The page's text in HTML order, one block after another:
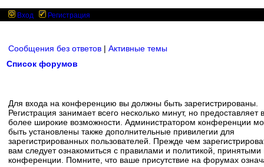
Вход Регистрация
Сообщения без ответов | Активные темы
Список форумов
Для входа на конференцию вы должны быть зарегистрированы.
Регистрация занимает всего несколько минут, но предоставляет
более широкие возможности. Администратором конференции
быть установлены также дополнительные привилегии для
зарегистрированных пользователей. Прежде чем
вам следует ознакомиться с правилами и политикой, принятыми
конференции. Помните, что ваше присутствие на форумах